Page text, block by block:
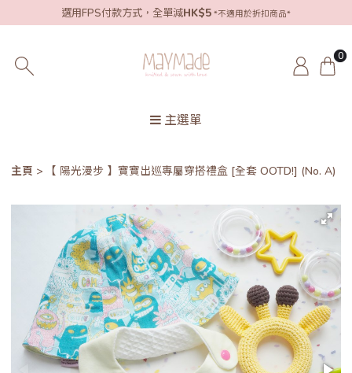
選用FPS付款方式，全單減HK$5 *不適用於折扣商品*
0
主選單
主頁 【 陽光漫步 】寶寶出巡專屬穿搭禮盒 [全套 OOTD!] (No. A)